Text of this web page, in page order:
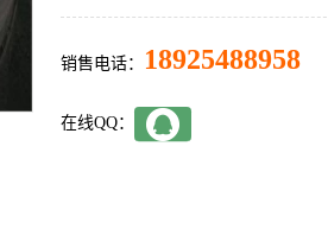
销售电话： 18925488958
在线QQ：